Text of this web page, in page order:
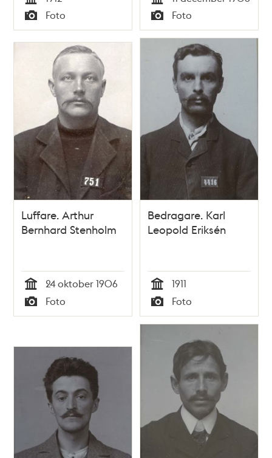
Tid
Typ
Foto Tid
Typ
Foto
Luffare. Arthur
Bernhard Stenholm
Tid
24 oktober 1906
Typ
Foto
Bedragare. Karl
Leopold Eriksén
Tid
1911
Typ
Foto